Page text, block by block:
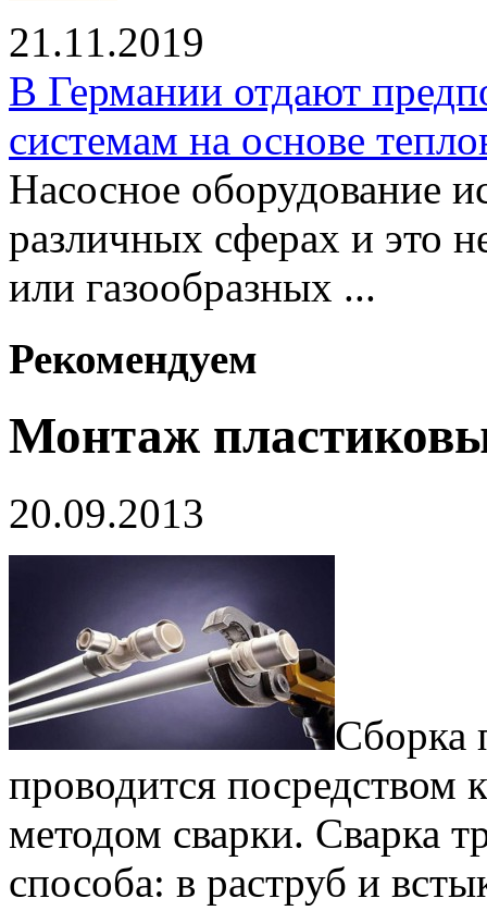
21.11.2019
В Германии отдают
системам на основе
Насосное оборудование
различных сферах и это
или газообразных ...
Рекомендуем
Монтаж
20.09.2013
Сборка
проводится
методом сварки. Сварка
способа: в раструб и